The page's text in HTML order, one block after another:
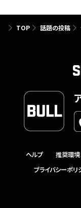
TOP 話題の投稿
ヘルプ 推奨環境
プライバシーポリ